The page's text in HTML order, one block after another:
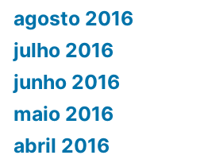
agosto 2016
julho 2016
junho 2016
maio 2016
abril 2016